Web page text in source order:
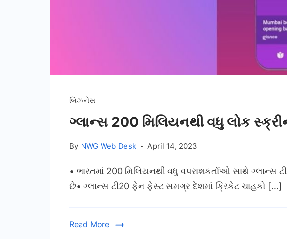
બિઝનેસ
ગ્લાન્સ 200 મિલિયનથી વધુ લોક
By NWG Web Desk April 14, 2023
• ભારતમાં 200 મિલિયનથી વધુ વપરાશકર્તાઓ સાથે ગ્લાન્સ
છે• ગ્લાન્સ ટી20 ફેન ફેસ્ટ સમગ્ર દેશમાં ક્રિકેટ ચાહકો […]
Read More